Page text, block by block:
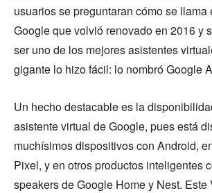
usuarios se preguntaran cómo se llama
Google que volvió renovado en 2016 y
ser uno de los mejores asistentes
gigante lo hizo fácil: lo nombró Google
Un hecho destacable es la
asistente virtual de Google, pues está
muchísimos dispositivos con Android,
Pixel, y en otros productos inteligentes
speakers de Google Home y Nest. Este